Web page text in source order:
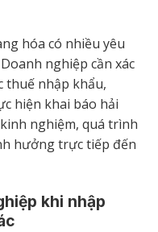
hóa có nhiều yêu
nghiệp cần xác
thuế nhập khẩu,
hiện khai báo hải
nghiệm, quá trình
hưởng trực tiếp đến
khi nhập